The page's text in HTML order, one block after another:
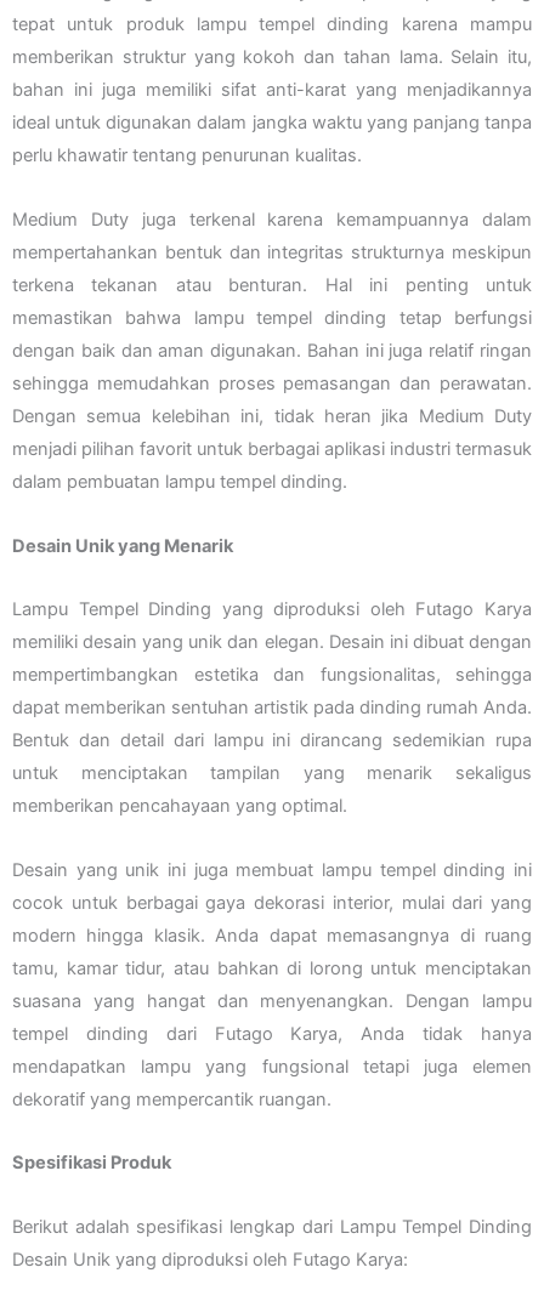
tepat untuk produk lampu tempel dinding karena mampu
memberikan struktur yang kokoh dan tahan lama. Selain itu,
bahan ini juga memiliki sifat anti-karat yang menjadikannya
ideal untuk digunakan dalam jangka waktu yang panjang tanpa
perlu khawatir tentang penurunan kualitas.
Medium Duty juga terkenal karena kemampuannya dalam
mempertahankan bentuk dan integritas strukturnya meskipun
terkena tekanan atau benturan. Hal ini penting untuk
memastikan bahwa lampu tempel dinding tetap berfungsi
dengan baik dan aman digunakan. Bahan ini juga relatif ringan
sehingga memudahkan proses pemasangan dan perawatan.
Dengan semua kelebihan ini, tidak heran jika Medium Duty
menjadi pilihan favorit untuk berbagai aplikasi industri termasuk
dalam pembuatan lampu tempel dinding.
Desain Unik yang Menarik
Lampu Tempel Dinding yang diproduksi oleh Futago Karya
memiliki desain yang unik dan elegan. Desain ini dibuat dengan
mempertimbangkan estetika dan fungsionalitas, sehingga
dapat memberikan sentuhan artistik pada dinding rumah Anda.
Bentuk dan detail dari lampu ini dirancang sedemikian rupa
untuk menciptakan tampilan yang menarik sekaligus
memberikan pencahayaan yang optimal.
Desain yang unik ini juga membuat lampu tempel dinding ini
cocok untuk berbagai gaya dekorasi interior, mulai dari yang
modern hingga klasik. Anda dapat memasangnya di ruang
tamu, kamar tidur, atau bahkan di lorong untuk menciptakan
suasana yang hangat dan menyenangkan. Dengan lampu
tempel dinding dari Futago Karya, Anda tidak hanya
mendapatkan lampu yang fungsional tetapi juga elemen
dekoratif yang mempercantik ruangan.
Spesifikasi Produk
Berikut adalah spesifikasi lengkap dari Lampu Tempel Dinding
Desain Unik yang diproduksi oleh Futago Karya: